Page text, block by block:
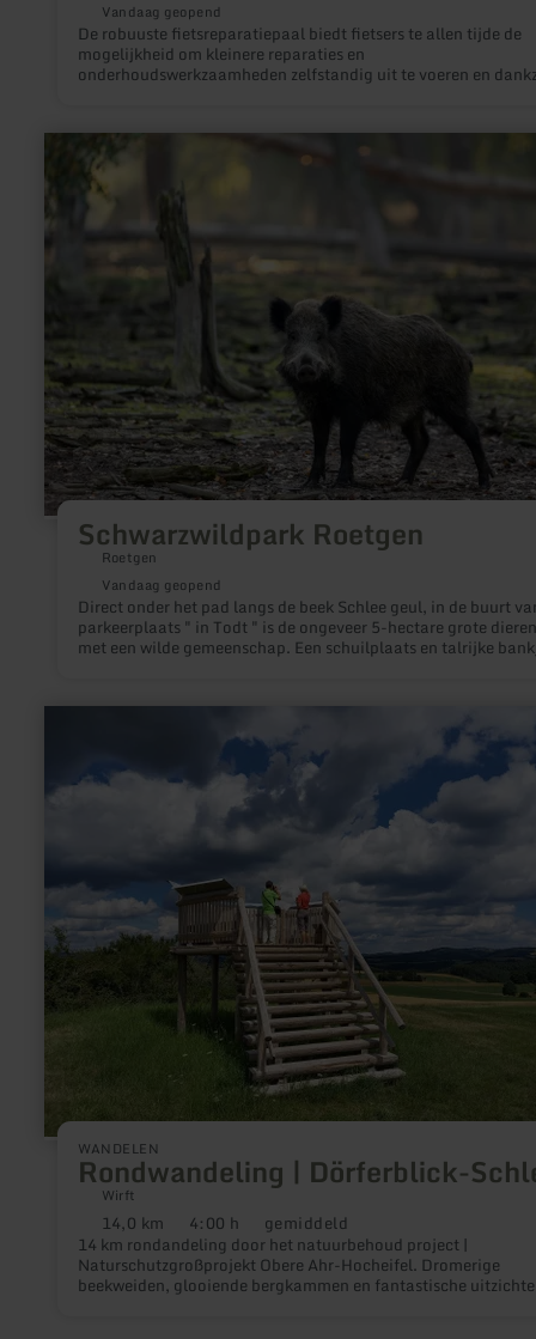
Vandaag geopend
De robuuste fietsreparatiepaal biedt fietsers te allen tijde de
mogelijkheid om kleinere reparaties en
onderhoudswerkzaamheden zelfstandig uit te voeren en
Schwarzwildpark Roetgen
Roetgen
Vandaag geopend
Direct onder het pad langs de beek Schlee geul, in de buurt
parkeerplaats " in Todt " is de ongeveer 5-hectare grote
met een wilde gemeenschap. Een schuilplaats en talrijke
informatie
over:
Schwarzwildpark
Roetgen
WANDELEN
Rondwandeling | Dörferblick-
Wirft
Afstand:
14,0 km Duur:
4:00 h Moeilijkheidsgraad:
gemiddeld
14 km rondandeling door het natuurbehoud project |
Naturschutzgroßprojekt Obere Ahr-Hocheifel. Dromerige
beekweiden, glooiende bergkammen en fantastische
Rondwandeling